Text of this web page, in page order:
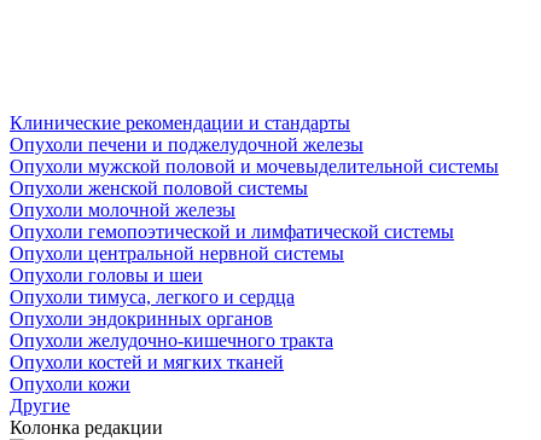
Клинические рекомендации и стандарты
Опухоли печени и поджелудочной железы
Опухоли мужской половой и мочевыделительной системы
Опухоли женской половой системы
Опухоли молочной железы
Опухоли гемопоэтической и лимфатической системы
Опухоли центральной нервной системы
Опухоли головы и шеи
Опухоли тимуса, легкого и сердца
Опухоли эндокринных органов
Опухоли желудочно-кишечного тракта
Опухоли костей и мягких тканей
Опухоли кожи
Другие
Колонка редакции